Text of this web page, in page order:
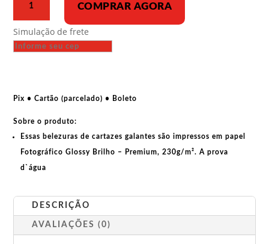
-
Devo
resistir
COMPRAR AGORA
Simulação de frete
Pix • Cartão (parcelado) • Boleto
Sobre o produto:
Essas belezuras de cartazes galantes são impressos em papel
Fotográfico Glossy Brilho – Premium, 230g/m². A prova
d`água
DESCRIÇÃO
AVALIAÇÕES (0)